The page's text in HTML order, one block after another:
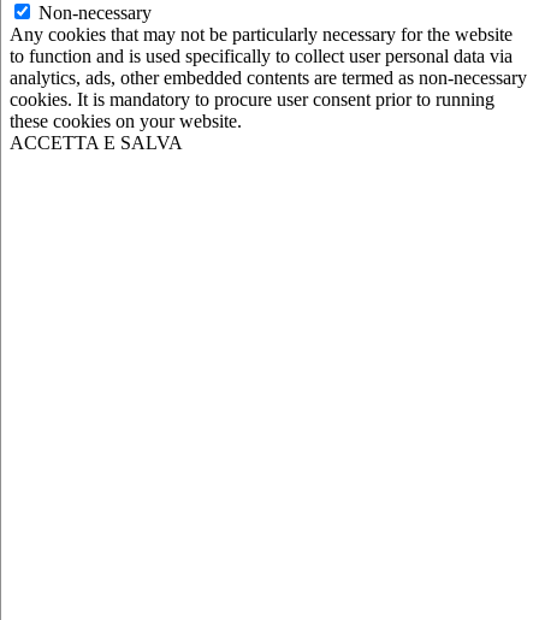
Non-necessary
Any cookies that may not be particularly necessary for the website
to function and is used specifically to collect user personal data via
analytics, ads, other embedded contents are termed as non-necessary
cookies. It is mandatory to procure user consent prior to running
these cookies on your website.
ACCETTA E SALVA